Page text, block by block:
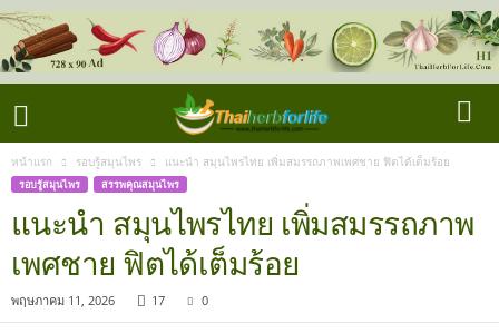
หน้าแรก รอบรู้สมุนไพร แนะนำ สมุนไพรไทย เพิ่มสมรรถภาพเพศชาย ฟิตได้เต็มร้อย
รอบรู้สมุนไพร สรรพคุณสมุนไพร
แนะนำ สมุนไพรไทย เพิ่มสมรรถภาพ
เพศชาย ฟิตได้เต็มร้อย
พฤษภาคม 11, 2026 17 0